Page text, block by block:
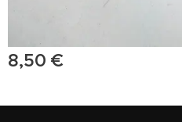
8,50 €